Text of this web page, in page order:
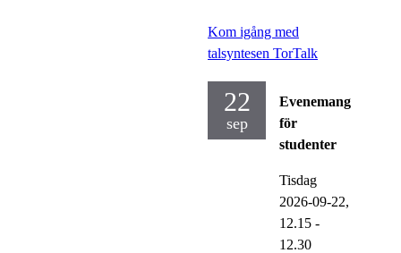
Kom igång med
talsyntesen TorTalk
22
sep
Evenemang
för
studenter
Tisdag
2026-09-22,
12.15 -
12.30